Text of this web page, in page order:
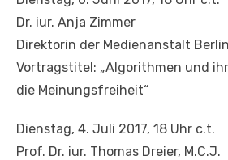
Dr. iur. Anja Zimmer
Direktorin der Medienanstalt
Vortragstitel: „Algorithmen und
die Meinungsfreiheit“
Dienstag, 4. Juli 2017, 18 Uhr c.t.
Prof. Dr. iur. Thomas Dreier, M.C.J.